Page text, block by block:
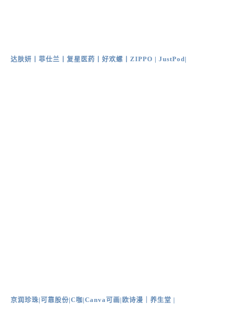
达肤妍 菲仕兰 复星医药 好欢螺 ZIPPO | JustPod|
京润珍珠|可靠股份|C咖|Canva可画| 欧诗漫｜ 养生堂 |